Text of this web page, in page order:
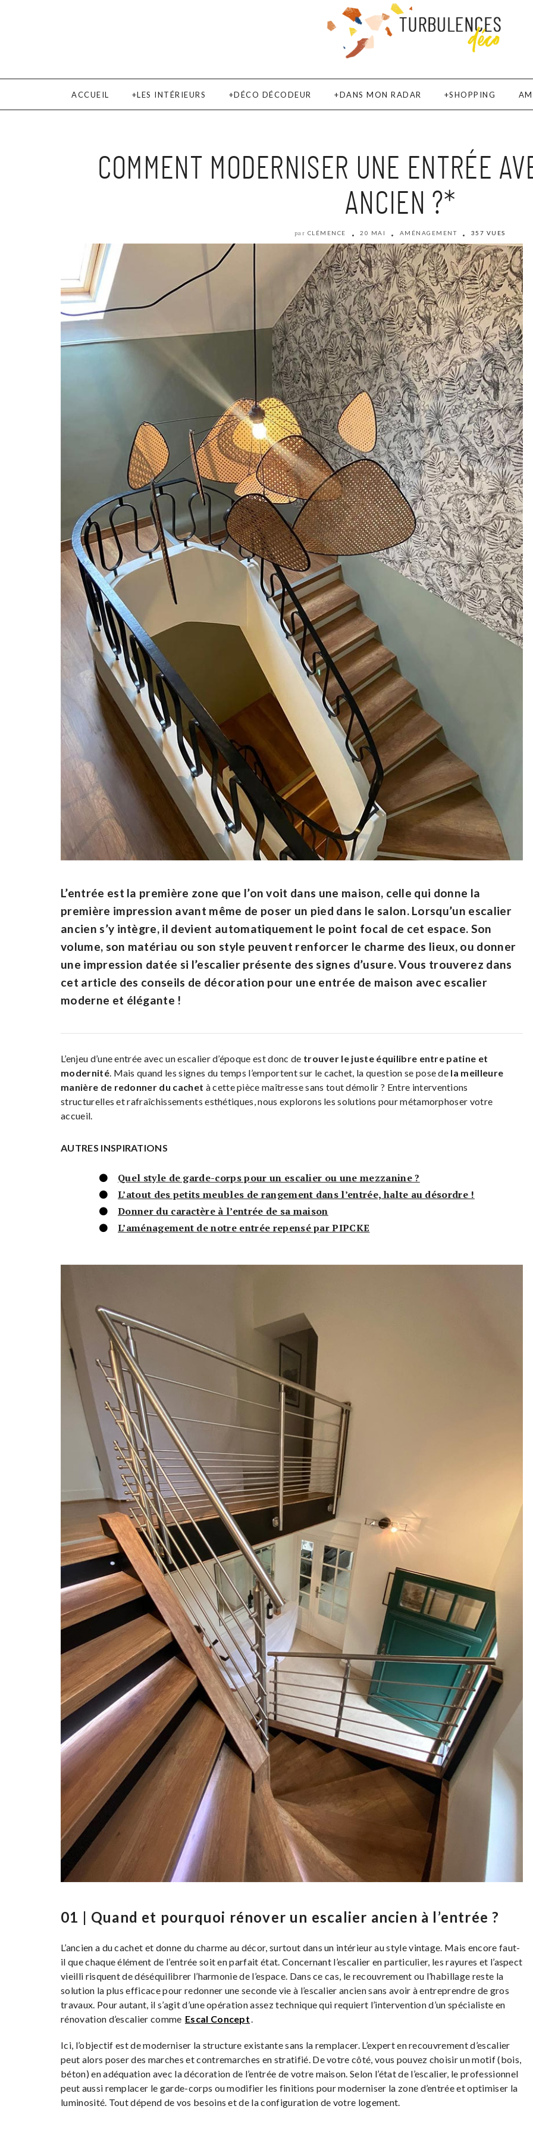
ACCUEIL LES INTÉRIEURS DÉCO DÉCODEUR DANS MON RADAR SHOPPING
COMMENT MODERNISER UNE ENTRÉE
ANCIEN ?*
par CLÉMENCE 20 MAI AMÉNAGEMENT 357 VUES
L’entrée est la première zone que l’on voit dans une maison, celle qui donne la
première impression avant même de poser un pied dans le salon. Lorsqu’un escalier
ancien s’y intègre, il devient automatiquement le point focal de cet espace. Son
volume, son matériau ou son style peuvent renforcer le charme des lieux, ou donner
une impression datée si l’escalier présente des signes d’usure. Vous trouverez dans
cet article des conseils de décoration pour une entrée de maison avec escalier
moderne et élégante !
L’enjeu d’une entrée avec un escalier d’époque est donc de trouver le juste équilibre entre patine et
modernité. Mais quand les signes du temps l’emportent sur le cachet, la question se pose de la meilleure
manière de redonner du cachet à cette pièce maîtresse sans tout démolir ? Entre interventions
structurelles et rafraîchissements esthétiques, nous explorons les solutions pour métamorphoser votre
accueil.
AUTRES INSPIRATIONS
Quel style de garde-corps pour un escalier ou une mezzanine ?
L’atout des petits meubles de rangement dans l’entrée, halte au désordre !
Donner du caractère à l’entrée de sa maison
L’aménagement de notre entrée repensé par PIPCKE
01 | Quand et pourquoi rénover un escalier ancien à l’entrée ?
L’ancien a du cachet et donne du charme au décor, surtout dans un intérieur au style vintage. Mais encore faut-
il que chaque élément de l’entrée soit en parfait état. Concernant l’escalier en particulier, les rayures et l’aspect
vieilli risquent de déséquilibrer l’harmonie de l’espace. Dans ce cas, le recouvrement ou l’habillage reste la
solution la plus efficace pour redonner une seconde vie à l’escalier ancien sans avoir à entreprendre de gros
travaux. Pour autant, il s’agit d’une opération assez technique qui requiert l’intervention d’un spécialiste en
rénovation d’escalier comme Escal Concept.
Ici, l’objectif est de moderniser la structure existante sans la remplacer. L’expert en recouvrement d’escalier
peut alors poser des marches et contremarches en stratifié. De votre côté, vous pouvez choisir un motif (bois,
béton) en adéquation avec la décoration de l’entrée de votre maison. Selon l’état de l’escalier, le professionnel
peut aussi remplacer le garde-corps ou modifier les finitions pour moderniser la zone d’entrée et optimiser la
luminosité. Tout dépend de vos besoins et de la configuration de votre logement.